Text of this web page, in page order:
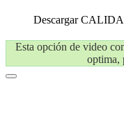
Descargar
Esta opción de video
optima,